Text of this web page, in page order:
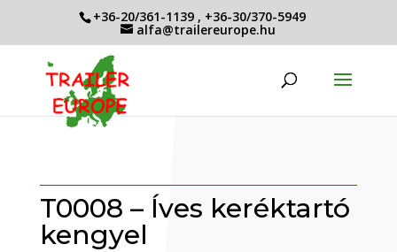
+36-20/361-1139 , +36-30/370-5949
alfa@trailereurope.hu
T0008 – Íves keréktartó
kengyel